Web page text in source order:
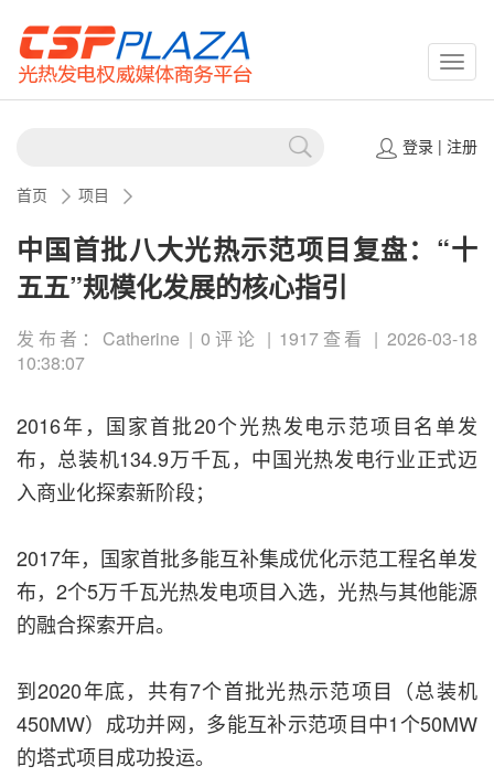
登录| 注册
首页 项目
中国首批八大光热示范项目复盘：“十
五五”规模化发展的核心指引
发布者：Catherine | 0评论 | 1917查看 | 2026-03-18
10:38:07
2016年，国家首批20个光热发电示范项目名单发
布，总装机134.9万千瓦，中国光热发电行业正式迈
入商业化探索新阶段；
2017年，国家首批多能互补集成优化示范工程名单发
布，2个5万千瓦光热发电项目入选，光热与其他能源
的融合探索开启。
到2020年底，共有7个首批光热示范项目（总装机
450MW）成功并网，多能互补示范项目中1个50MW
的塔式项目成功投运。